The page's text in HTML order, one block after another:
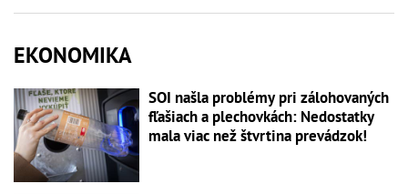
EKONOMIKA
SOI našla problémy pri zálohovaných
fľašiach a plechovkách: Nedostatky
mala viac než štvrtina prevádzok!